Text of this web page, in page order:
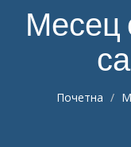
Месец
Почетна